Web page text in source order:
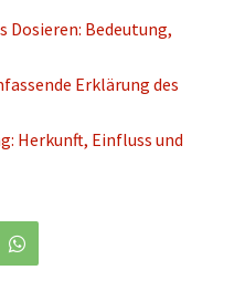
Dosieren: Bedeutung,
Erklärung des
Herkunft, Einfluss und